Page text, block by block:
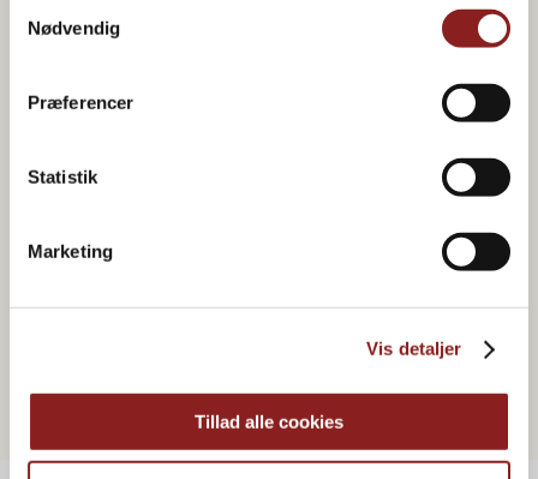
Nødvendig
Præferencer
Statistik
Marketing
Vis detaljer
Tillad alle cookies